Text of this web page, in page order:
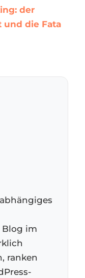
der
und die Fata
Blog im
ranken